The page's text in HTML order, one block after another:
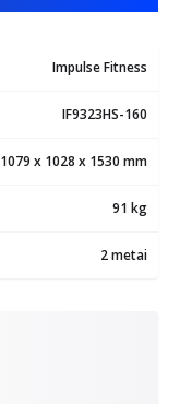
Impulse Fitness
IF9323HS-160
1079 x 1028 x 1530 mm
91 kg
2 metai